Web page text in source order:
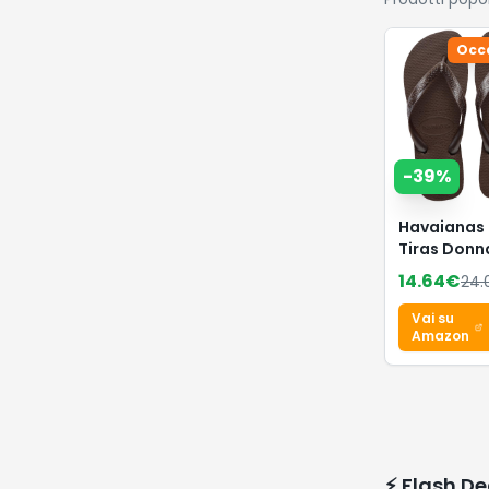
-39%
Havaianas
Tiras
Infradito
14.64€
Vai su
Amazon